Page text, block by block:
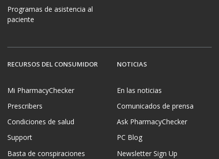
Programas de asistencia al
paciente
RECURSOS DEL CONSUMIDOR
Mi PharmacyChecker
Prescribers
Condiciones de salud
Support
Basta de conspiraciones
NOTICIAS
En las noticias
Comunicados de prensa
Ask PharmacyChecker
PC Blog
Newsletter Sign Up